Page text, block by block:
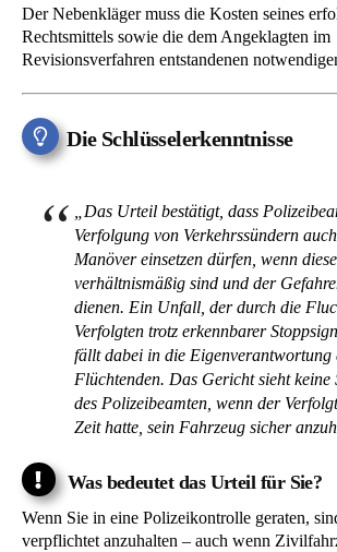
Der Nebenkläger muss die Kosten seines
Rechtsmittels sowie die dem Angeklagten im
Revisionsverfahren entstandenen
Die Schlüsselerkenntnisse
„Das Urteil bestätigt, dass
Verfolgung von Verkehrssündern
Manöver einsetzen dürfen, wenn diese
verhältnismäßig sind und der
dienen. Ein Unfall, der durch die
Verfolgten trotz erkennbarer
fällt dabei in die Eigenverantwortung
Flüchtenden. Das Gericht sieht keine
des Polizeibeamten, wenn der
Zeit hatte, sein Fahrzeug sicher
Was bedeutet das Urteil für Sie?
Wenn Sie in eine Polizeikontrolle geraten,
verpflichtet anzuhalten – auch wenn